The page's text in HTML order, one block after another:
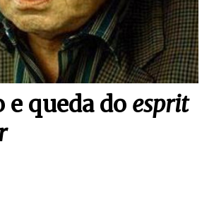
queda do esprit